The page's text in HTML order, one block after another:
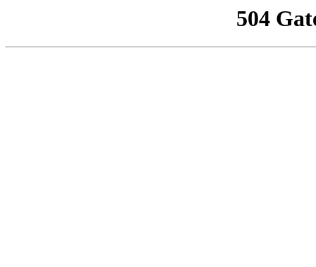
504